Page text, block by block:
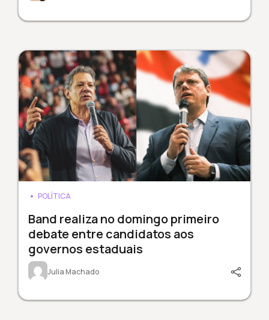
POLÍTICA
Band realiza no domingo primeiro
debate entre candidatos aos
governos estaduais
Julia Machado